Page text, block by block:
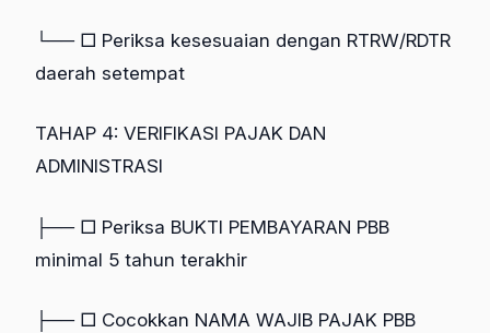
└── □ Periksa kesesuaian dengan RTRW/RDTR
daerah setempat
TAHAP 4: VERIFIKASI PAJAK DAN
ADMINISTRASI
├── □ Periksa BUKTI PEMBAYARAN PBB
minimal 5 tahun terakhir
├── □ Cocokkan NAMA WAJIB PAJAK PBB